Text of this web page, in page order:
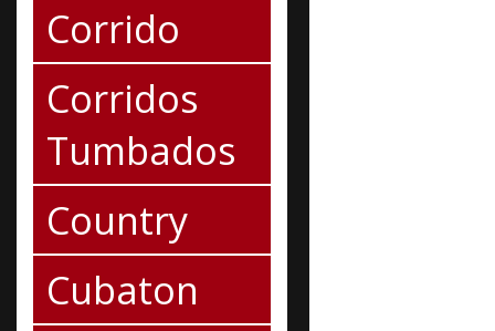
Corrido
Corridos
Tumbados
Country
Cubaton